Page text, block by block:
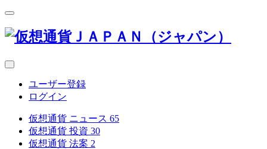
ユーザー登録
ログイン
仮想通貨 ニュース 65
仮想通貨 投資 30
仮想通貨 法案 2